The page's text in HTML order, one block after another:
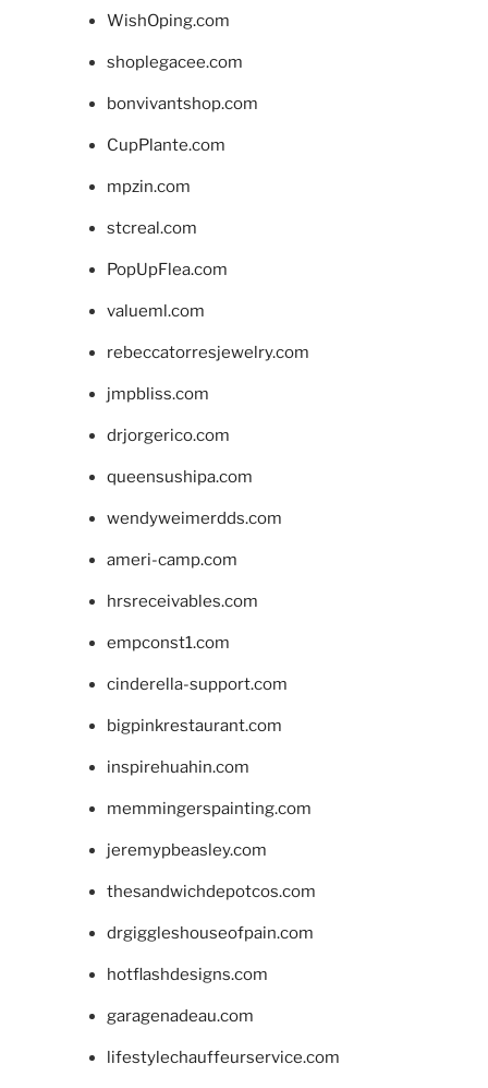
WishOping.com
shoplegacee.com
bonvivantshop.com
CupPlante.com
mpzin.com
stcreal.com
PopUpFlea.com
valueml.com
rebeccatorresjewelry.com
jmpbliss.com
drjorgerico.com
queensushipa.com
wendyweimerdds.com
ameri-camp.com
hrsreceivables.com
empconst1.com
cinderella-support.com
bigpinkrestaurant.com
inspirehuahin.com
memmingerspainting.com
jeremypbeasley.com
thesandwichdepotcos.com
drgiggleshouseofpain.com
hotflashdesigns.com
garagenadeau.com
lifestylechauffeurservice.com